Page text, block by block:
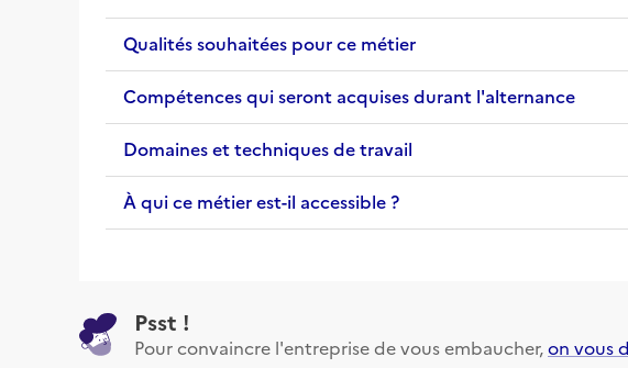
Qualités souhaitées pour ce métier
Compétences qui seront acquises durant l'alternance
Domaines et techniques de travail
À qui ce métier est-il accessible ?
Psst !
Pour convaincre l'entreprise de vous embaucher,on vous